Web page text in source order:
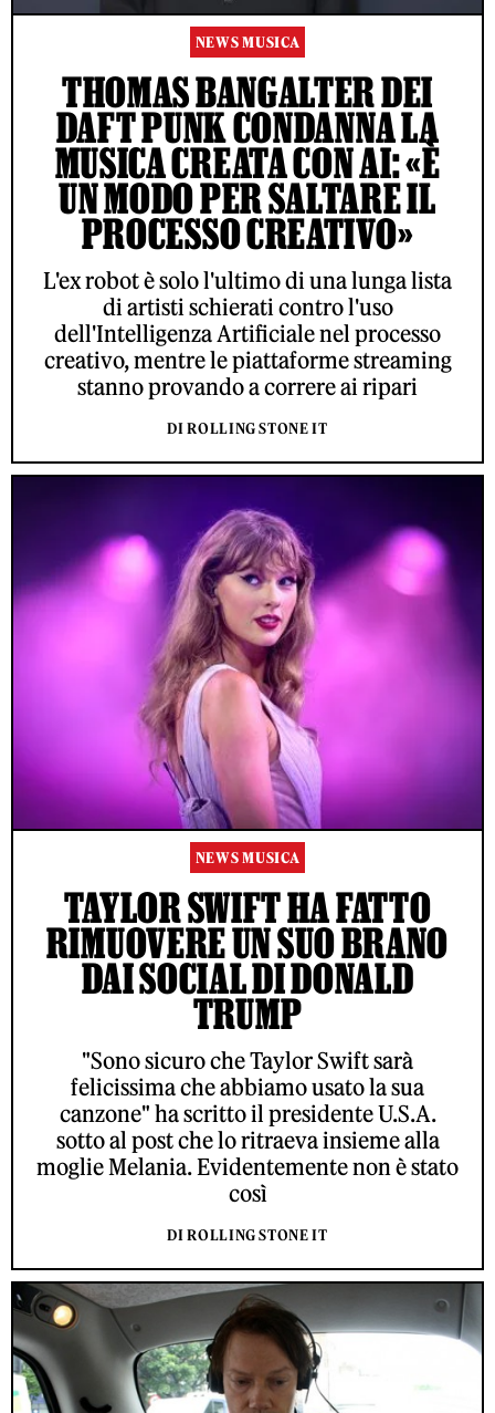
NEWS MUSICA
THOMAS BANGALTER DEI
DAFT PUNK CONDANNA LA
MUSICA CREATA CON AI: «È
UN MODO PER SALTARE IL
PROCESSO CREATIVO»
L'ex robot è solo l'ultimo di una lunga lista
di artisti schierati contro l'uso
dell'Intelligenza Artificiale nel processo
creativo, mentre le piattaforme streaming
stanno provando a correre ai ripari
DI ROLLING STONE IT
NEWS MUSICA
TAYLOR SWIFT HA FATTO
RIMUOVERE UN SUO BRANO
DAI SOCIAL DI DONALD
TRUMP
"Sono sicuro che Taylor Swift sarà
felicissima che abbiamo usato la sua
canzone" ha scritto il presidente U.S.A.
sotto al post che lo ritraeva insieme alla
moglie Melania. Evidentemente non è stato
così
DI ROLLING STONE IT